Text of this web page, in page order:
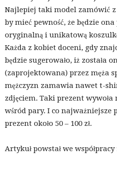
Najlepiej taki model zamówić z
by mieć pewność, że będzie
oryginalną i unikatową
Każda z kobiet doceni, gdy
będzie sugerowało, iż została
(zaprojektowana) przez męża
mężczyzn zamawia nawet t-
zdjęciem. Taki prezent
wśród pary. I co najważniejsze
prezent około 50 – 100 zł.
Artykuł powstał we współpracy